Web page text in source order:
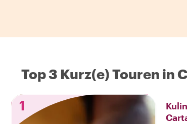
Top 3 Kurz(e) Touren in
1